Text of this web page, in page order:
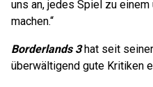
uns an, jedes Spiel zu
machen.“
Borderlands 3hat seit
überwältigend gute Kritiken